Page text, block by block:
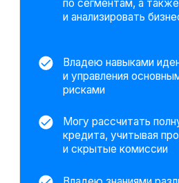
и управления банковскими резервами
Excel